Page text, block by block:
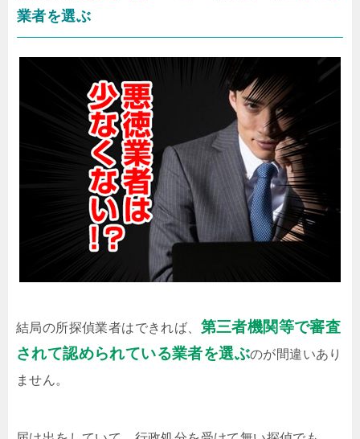
業者を選ぶ
結局の所探偵業者はできれば、 第三者機関等で審査
されて認められている業者を選ぶのが間違いあり
ません。